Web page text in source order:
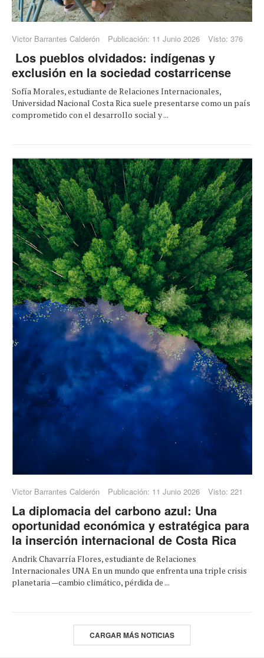
Victor Barrantes Calderón Publicación: 11 Junio 2026 Visto: 376
Los pueblos olvidados: indígenas y
exclusión en la sociedad costarricense
Sofía Morales, estudiante de Relaciones Internacionales,
Universidad Nacional Costa Rica suele presentarse como un país
comprometido con el desarrollo social y ...
Victor Barrantes Calderón Publicación: 11 Junio 2026 Visto: 221
La diplomacia del carbono azul: Una
oportunidad económica y estratégica para
la inserción internacional de Costa Rica
Andrik Chavarría Flores, estudiante de Relaciones
Internacionales UNA En un mundo que enfrenta una triple crisis
planetaria —cambio climático, pérdida de ...
CARGAR MÁS NOTICIAS